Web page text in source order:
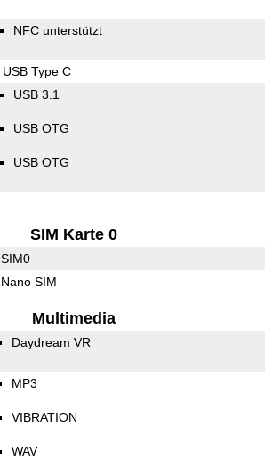
NFC unterstützt
USB Type C
USB 3.1
USB OTG
USB OTG
SIM Karte 0
SIM0
Nano SIM
Multimedia
Daydream VR
MP3
VIBRATION
WAV